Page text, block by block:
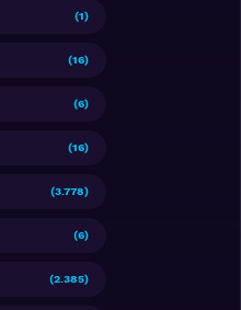
(1)
(16)
(6)
(16)
(3.778)
(6)
(2.385)